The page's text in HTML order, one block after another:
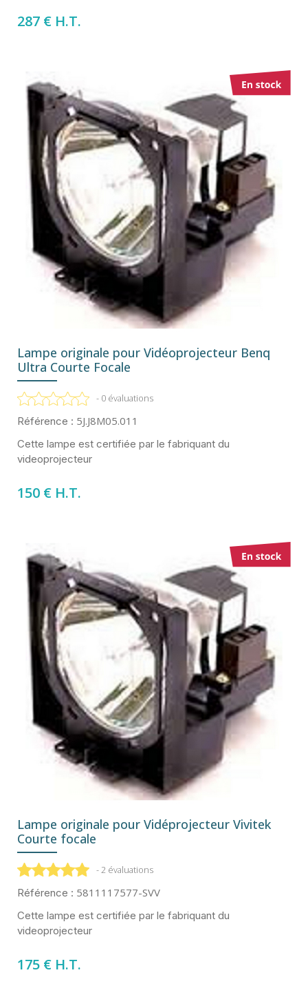
287 € H.T.
Lampe originale pour Vidéoprojecteur Benq
Ultra Courte Focale
- 0 évaluations
Référence : 5J.J8M05.011
Cette lampe est certifiée par le fabriquant du
videoprojecteur
150 € H.T.
Lampe originale pour Vidéprojecteur Vivitek
Courte focale
- 2 évaluations
Référence : 5811117577-SVV
Cette lampe est certifiée par le fabriquant du
videoprojecteur
175 € H.T.